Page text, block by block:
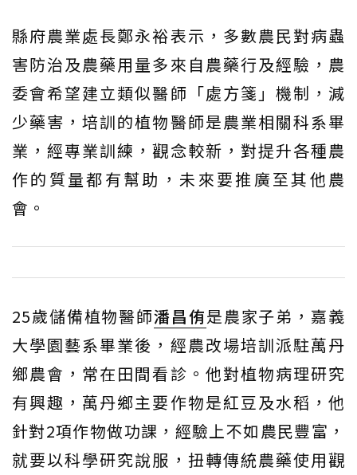
縣府農業處長鄭永裕表示，多數農民對病蟲
害防治及農藥用量多來自農藥行及經驗，農
委會希望建立類似醫師「處方箋」機制，減
少藥害，培訓的植物醫師是農業相關科系畢
業，經專業訓練，觀念較新，對提升各種農
作的質量都有幫助，未來要推廣至其他農
會。
25歲儲備植物醫師潘昌侑是農家子弟，嘉義
大學園藝系畢業後，經農改場培訓派駐萬丹
鄉農會，常在田間看診。他對植物病理研究
有興趣，萬丹鄉主要作物是紅豆及水稻，他
針對2項作物做功課，經驗上不如農民豐富，
就要以科學研究說服，扭轉傳統農藥使用觀